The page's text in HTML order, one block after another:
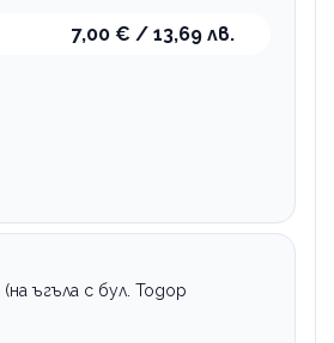
7,00 € / 13,69 лв.
ъгъла с бул. Тодор